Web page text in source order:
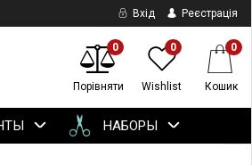
Вхід Реєстрація
0
Порівняти
0
Wishlist
0
Кошик
НАБОРЫ